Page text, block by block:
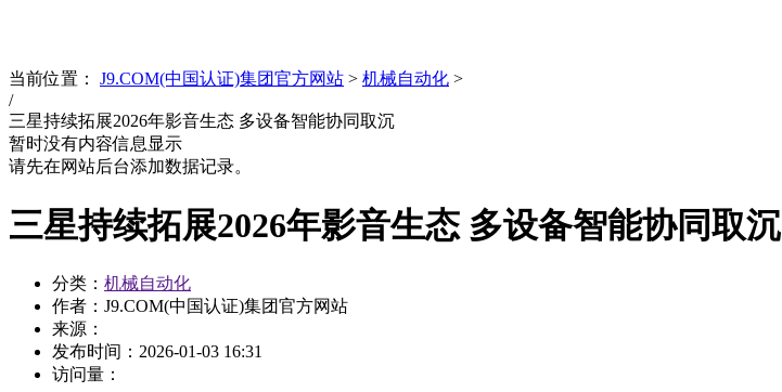
当前位置： J9.COM(中国认证)集团官方网站 > 机械自动化 >
/
三星持续拓展2026年影音生态 多设备智能协同取沉
暂时没有内容信息显示
请先在网站后台添加数据记录。
三星持续拓展2026年影音生态 多设备智能协同取沉
分类： 机械自动化
作者：J9.COM(中国认证)集团官方网站
来源：
发布时间： 2026-01-03 16:31
访问量：